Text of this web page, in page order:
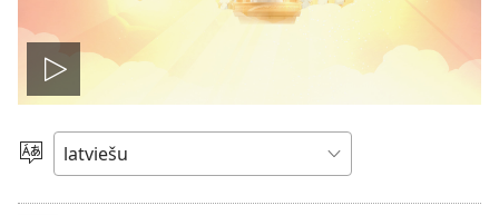
Atskaņot
video
Izvēlieties
valodu